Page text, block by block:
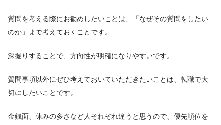
質問を考える際にお勧めしたいことは、「なぜその質問をしたい
のか」まで考えておくことです。
深掘りすることで、方向性が明確になりやすいです。
質問事項以外にぜひ考えておいていただきたいことは、転職で大
切にしたいことです。
金銭面、休みの多さなど人それぞれ違うと思うので、優先順位を